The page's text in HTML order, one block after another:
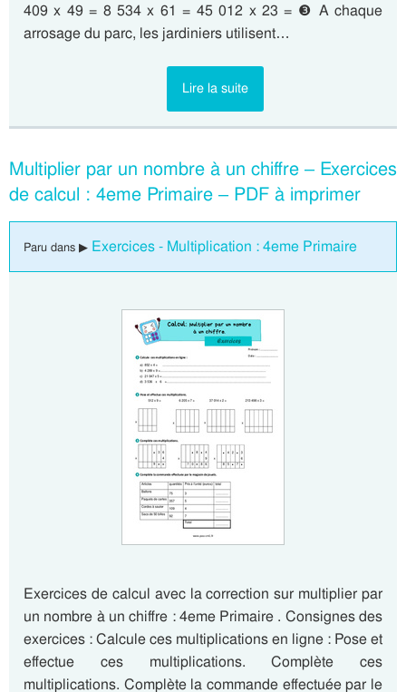
409 x 49 = 8 534 x 61 = 45 012 x 23 = ❸ A chaque
arrosage du parc, les jardiniers utilisent…
Lire la suite
Multiplier par un nombre à un chiffre – Exercices
de calcul : 4eme Primaire – PDF à imprimer
Paru dans ▶ Exercices - Multiplication : 4eme Primaire
Exercices de calcul avec la correction sur multiplier par
un nombre à un chiffre : 4eme Primaire . Consignes des
exercices : Calcule ces multiplications en ligne : Pose et
effectue ces multiplications. Complète ces
multiplications. Complète la commande effectuée par le